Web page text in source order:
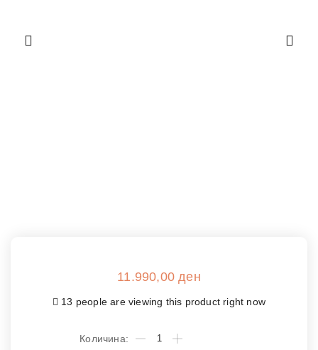
11.990,00 ден
13 people are viewing this product right now